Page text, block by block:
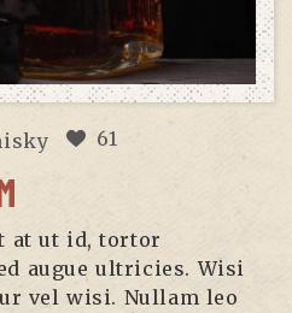
61
at ut id, tortor
augue ultricies. Wisi
vel wisi. Nullam leo